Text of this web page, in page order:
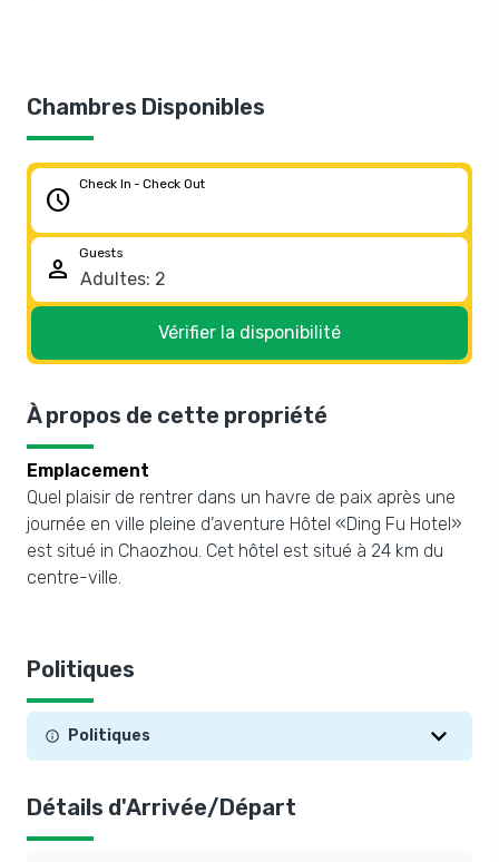
Chambres Disponibles
schedule
Check In - Check Out
person
Guests
Vérifier la disponibilité
À propos de cette propriété
Emplacement
Quel plaisir de rentrer dans un havre de paix après une
journée en ville pleine d’aventure Hôtel «Ding Fu Hotel»
est situé in Chaozhou. Cet hôtel est situé à 24 km du
centre-ville.
Politiques
Politiques
Détails d'Arrivée/Départ